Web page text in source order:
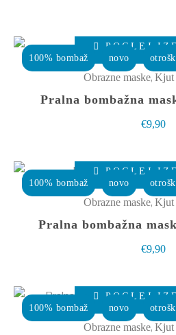
100% bombaž novo
POGLEJ
Obrazne maske, Kjut
Pralna bombažna
€9,90
100% bombaž novo
POGLEJ
Obrazne maske, Kjut
Pralna bombažna
€9,90
100% bombaž novo
POGLEJ
Obrazne maske, Kjut